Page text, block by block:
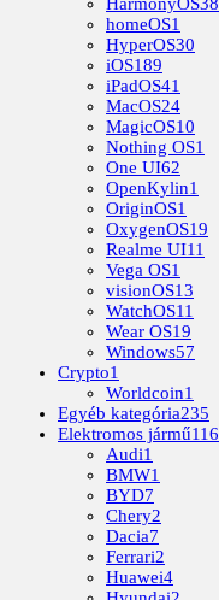
HarmonyOS38
homeOS1
HyperOS30
iOS189
iPadOS41
MacOS24
MagicOS10
Nothing OS1
One UI62
OpenKylin1
OriginOS1
OxygenOS19
Realme UI11
Vega OS1
visionOS13
WatchOS11
Wear OS19
Windows57
Crypto1
Worldcoin1
Egyéb kategória235
Elektromos jármű116
Audi1
BMW1
BYD7
Chery2
Dacia7
Ferrari2
Huawei4